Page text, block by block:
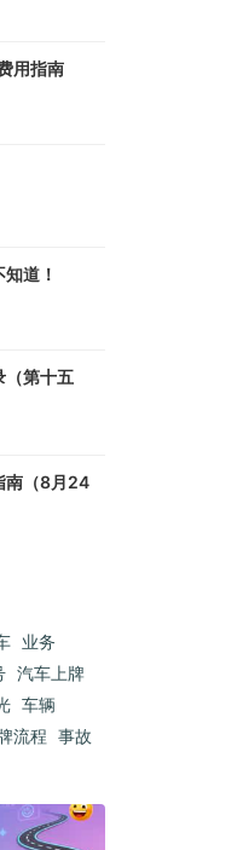
用指南
道！
（第十五
南（8月24
业务
汽车上牌
车辆
流程 事故